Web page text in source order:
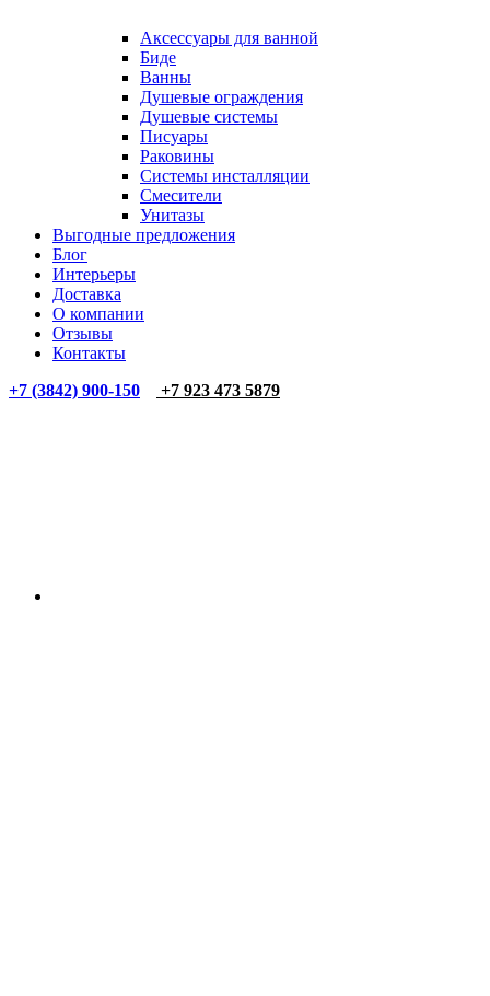
Аксессуары для ванной
Биде
Ванны
Душевые ограждения
Душевые системы
Писуары
Раковины
Системы инсталляции
Смесители
Унитазы
Выгодные предложения
Блог
Интерьеры
Доставка
О компании
Отзывы
Контакты
+7 (3842) 900-150
+7 923 473 5879